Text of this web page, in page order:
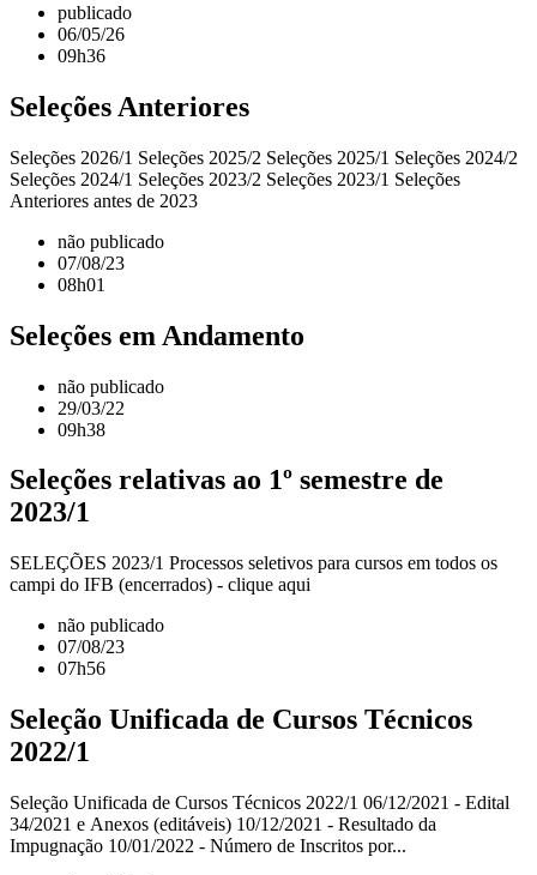
publicado
06/05/26
09h36
Seleções Anteriores
Seleções 2026/1 Seleções 2025/2 Seleções 2025/1 Seleções 2024/2
Seleções 2024/1 Seleções 2023/2 Seleções 2023/1 Seleções
Anteriores antes de 2023
não publicado
07/08/23
08h01
Seleções em Andamento
não publicado
29/03/22
09h38
Seleções relativas ao 1º semestre de
2023/1
SELEÇÕES 2023/1 Processos seletivos para cursos em todos os
campi do IFB (encerrados) - clique aqui
não publicado
07/08/23
07h56
Seleção Unificada de Cursos Técnicos
2022/1
Seleção Unificada de Cursos Técnicos 2022/1 06/12/2021 - Edital
34/2021 e Anexos (editáveis) 10/12/2021 - Resultado da
Impugnação 10/01/2022 - Número de Inscritos por...